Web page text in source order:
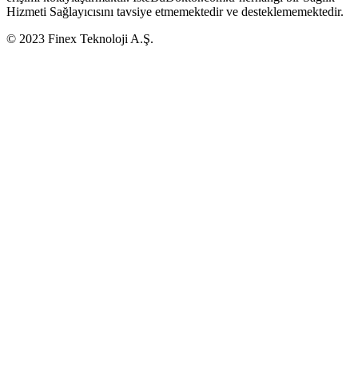
Hizmeti Sağlayıcısını tavsiye etmemektedir ve desteklememektedir.
© 2023 Finex Teknoloji A.Ş.